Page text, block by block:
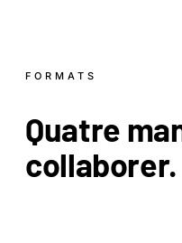
FORMATS
Quatre
collaborer.